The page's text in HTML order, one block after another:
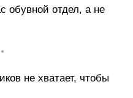
обувной отдел, а не
не хватает, чтобы